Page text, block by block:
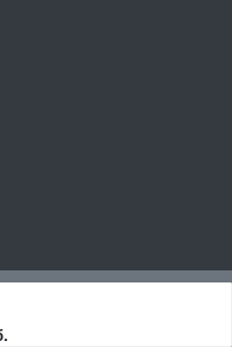
МЕГАРАЙ, 2025